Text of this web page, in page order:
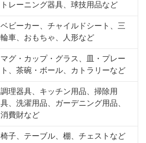
トレーニング器具、球技用品など
ベビーカー、チャイルドシート、三
輪車、おもちゃ、人形など
マグ・カップ・グラス、皿・プレー
ト、茶碗・ボール、カトラリーなど
調理器具、キッチン用品、掃除用
具、洗濯用品、ガーデニング用品、
消費財など
椅子、テーブル、棚、チェストなど